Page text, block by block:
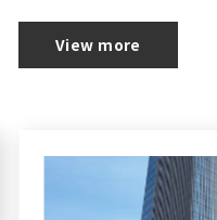
View more